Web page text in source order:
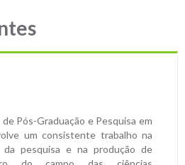
Pós-Graduação e Pesquisa em
um consistente trabalho na
da pesquisa e na produção de